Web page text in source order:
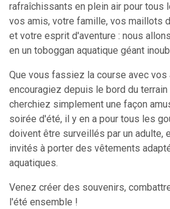
rafraîchissants en plein air pour tous
vos amis, votre famille, vos maillots
et votre esprit d'aventure : nous
en un toboggan aquatique géant
Que vous fassiez la course avec vos
encouragiez depuis le bord du terrain
cherchiez simplement une façon
soirée d'été, il y en a pour tous les
doivent être surveillés par un adulte,
invités à porter des vêtements
aquatiques.
Venez créer des souvenirs,
l'été ensemble !